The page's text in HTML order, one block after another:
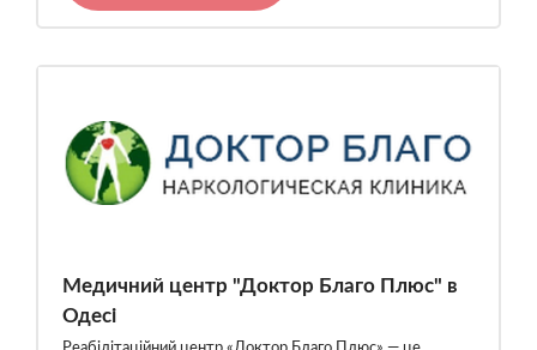
Медичний центр "Доктор Благо Плюс" в
Одесі